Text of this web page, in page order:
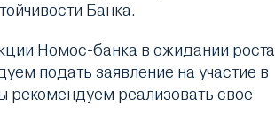
Банка.
Номос-банка в ожидании роста
подать заявление на участие в
реализовать свое